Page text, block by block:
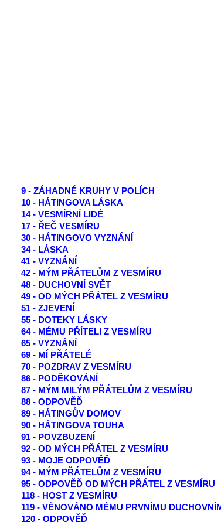
9 - ZÁHADNÉ KRUHY V POLÍCH
10 - HÁTINGOVA LÁSKA
14 - VESMÍRNÍ LIDÉ
17 - ŘEČ VESMÍRU
30 - HÁTINGOVO VYZNÁNÍ
34 - LÁSKA
41 - VYZNÁNÍ
42 - MÝM PŘÁTELŮM Z VESMÍRU
48 - DUCHOVNÍ SVĚT
49 - OD MÝCH PŘÁTEL Z VESMÍRU
51 - ZJEVENÍ
55 - DOTEKY LÁSKY
64 - MÉMU PŘÍTELI Z VESMÍRU
65 - VYZNÁNÍ
69 - MÍ PŘÁTELÉ
70 - POZDRAV Z VESMÍRU
86 - PODĚKOVÁNÍ
87 - MÝM MILÝM PŘÁTELŮM Z VESMÍRU
88 - ODPOVĚĎ
89 - HÁTINGŮV DOMOV
90 - HÁTINGOVA TOUHA
91 - POVZBUZENÍ
92 - OD MÝCH PŘÁTEL Z VESMÍRU
93 - MOJE ODPOVĚĎ
94 - MÝM PŘÁTELŮM Z VESMÍRU
95 - ODPOVĚĎ OD MÝCH PŘÁTEL Z VESMÍRU
118 - HOST Z VESMÍRU
119 - VĚNOVÁNO MÉMU PRVNÍMU
120 - ODPOVĚĎ